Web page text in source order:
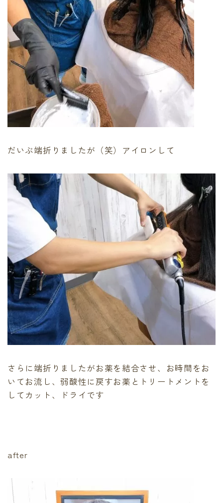
だいぶ端折りましたが（笑）アイロンして
さらに端折りましたがお薬を結合させ、お時間をお
いてお流し、弱酸性に戻すお薬とトリートメントを
してカット、ドライです
after